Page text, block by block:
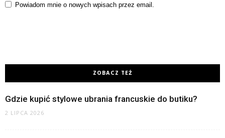
Powiadom mnie o nowych wpisach przez email.
ZOBACZ TEŻ
Gdzie kupić stylowe ubrania francuskie do butiku?
2 LIPCA 2026